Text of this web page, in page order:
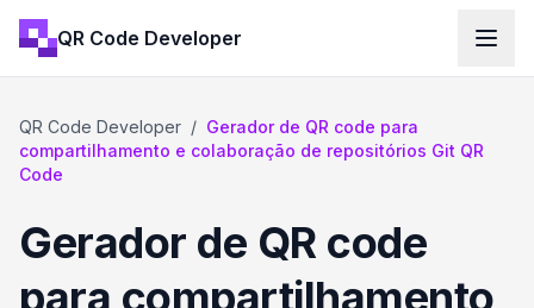
QR Code Developer
QR Code Developer / Gerador de QR code para
compartilhamento e colaboração de repositórios Git QR
Code
Gerador de QR code
para compartilhamento